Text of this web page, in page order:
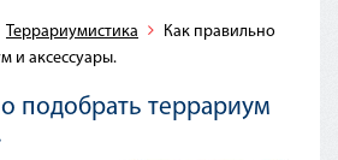
Террариумистика
Как правильно
и аксессуары.
подобрать террариум